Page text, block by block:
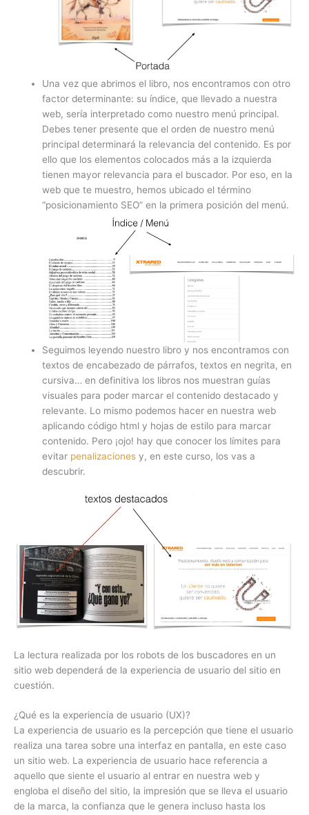
Una vez que abrimos el libro, nos encontramos con otro
factor determinante: su índice, que llevado a nuestra
web, sería interpretado como nuestro menú principal.
Debes tener presente que el orden de nuestro menú
principal determinará la relevancia del contenido. Es por
ello que los elementos colocados más a la izquierda
tienen mayor relevancia para el buscador. Por eso, en la
web que te muestro, hemos ubicado el término
“posicionamiento SEO” en la primera posición del menú.
Seguimos leyendo nuestro libro y nos encontramos con
textos de encabezado de párrafos, textos en negrita, en
cursiva… en definitiva los libros nos muestran guías
visuales para poder marcar el contenido destacado y
relevante. Lo mismo podemos hacer en nuestra web
aplicando código html y hojas de estilo para marcar
contenido. Pero ¡ojo! hay que conocer los límites para
evitar penalizaciones y, en este curso, los vas a
descubrir.
La lectura realizada por los robots de los buscadores en un
sitio web dependerá de la experiencia de usuario del sitio en
cuestión.
¿Qué es la experiencia de usuario (UX)?
La experiencia de usuario es la percepción que tiene el usuario
realiza una tarea sobre una interfaz en pantalla, en este caso
un sitio web. La experiencia de usuario hace referencia a
aquello que siente el usuario al entrar en nuestra web y
engloba el diseño del sitio, la impresión que se lleva el usuario
de la marca, la confianza que le genera incluso hasta los